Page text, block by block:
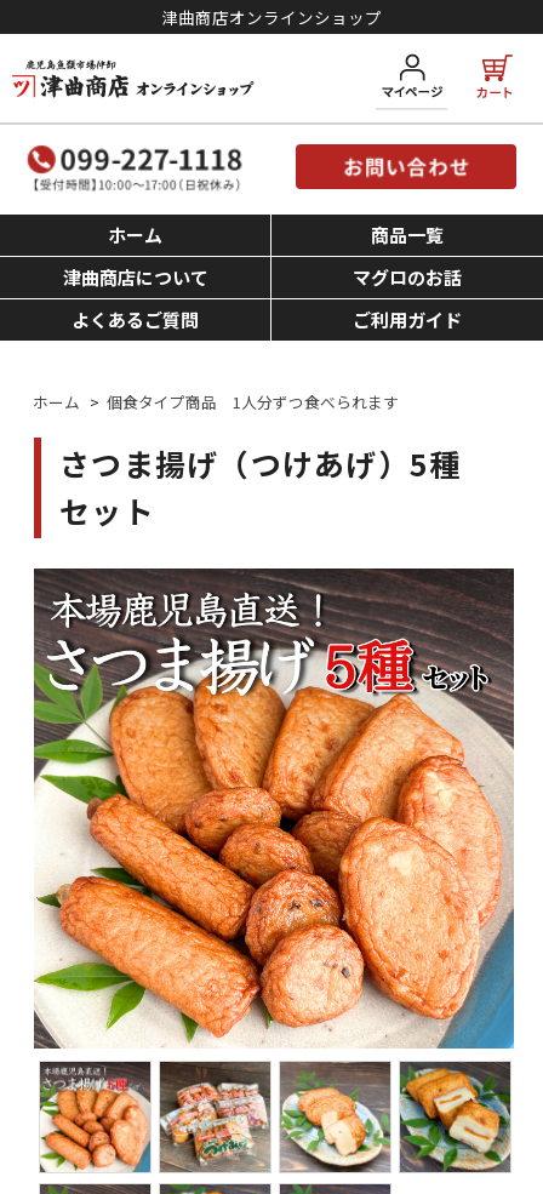
津曲商店オンラインショップ
ホーム
商品一覧
津曲商店について
マグロのお話
よくあるご質問
ご利用ガイド
ホーム > 個食タイプ商品 1人分ずつ食べられます
さつま揚げ（つけあげ）5種
セット